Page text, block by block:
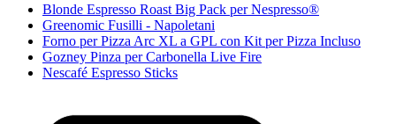
Blonde Espresso Roast Big Pack per Nespresso®
Greenomic Fusilli - Napoletani
Forno per Pizza Arc XL a GPL con Kit per Pizza Incluso
Gozney Pinza per Carbonella Live Fire
Nescafé Espresso Sticks